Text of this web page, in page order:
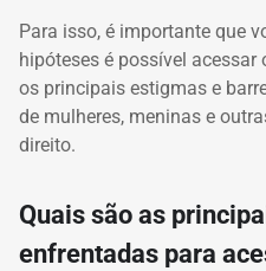
Para isso, é importante que
hipóteses é possível
os principais estigmas e
de mulheres, meninas e
direito.
Quais são as
enfrentadas para